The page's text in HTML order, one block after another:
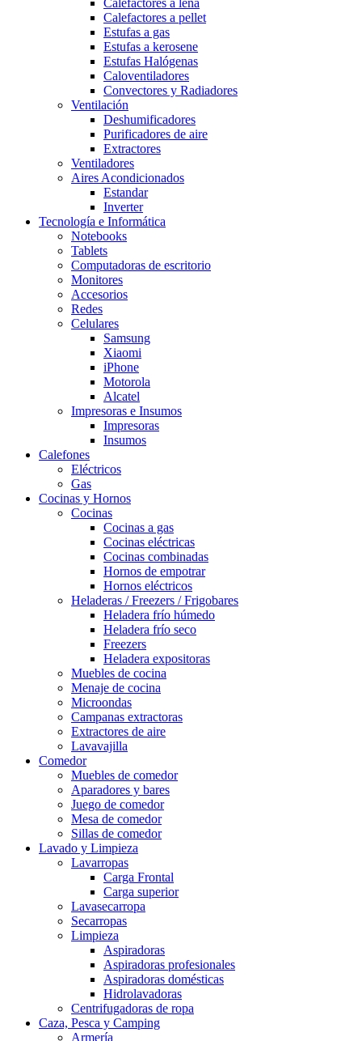
Calefactores a leña
Calefactores a pellet
Estufas a gas
Estufas a kerosene
Estufas Halógenas
Caloventiladores
Convectores y Radiadores
Ventilación
Deshumificadores
Purificadores de aire
Extractores
Ventiladores
Aires Acondicionados
Estandar
Inverter
Tecnología e Informática
Notebooks
Tablets
Computadoras de escritorio
Monitores
Accesorios
Redes
Celulares
Samsung
Xiaomi
iPhone
Motorola
Alcatel
Impresoras e Insumos
Impresoras
Insumos
Calefones
Eléctricos
Gas
Cocinas y Hornos
Cocinas
Cocinas a gas
Cocinas eléctricas
Cocinas combinadas
Hornos de empotrar
Hornos eléctricos
Heladeras / Freezers / Frigobares
Heladera frío húmedo
Heladera frío seco
Freezers
Heladera expositoras
Muebles de cocina
Menaje de cocina
Microondas
Campanas extractoras
Extractores de aire
Lavavajilla
Comedor
Muebles de comedor
Aparadores y bares
Juego de comedor
Mesa de comedor
Sillas de comedor
Lavado y Limpieza
Lavarropas
Carga Frontal
Carga superior
Lavasecarropa
Secarropas
Limpieza
Aspiradoras
Aspiradoras profesionales
Aspiradoras domésticas
Hidrolavadoras
Centrifugadoras de ropa
Caza, Pesca y Camping
Armería